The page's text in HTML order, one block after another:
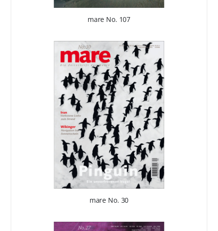
mare No. 107
mare No. 30